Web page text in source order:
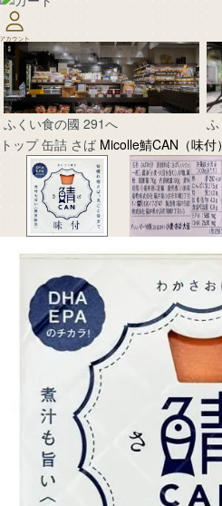
ふくい食の國 291へ
トップ 缶詰 さば Micolle鯖CAN（味付